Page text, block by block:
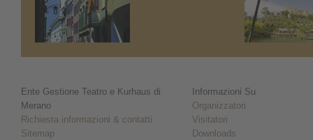
Ente Gestione Teatro e Kurhaus di
Merano
Richiesta informazioni & contatti
Sitemap
Informazioni Su
Organizzatori
Visitatori
Downloads